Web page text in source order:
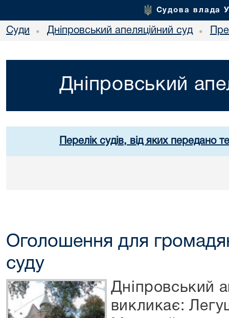
Судова влада
Суди • Дніпровський апеляційний суд •
Дніпровський
Перелік судів, від яких передано
Оголошення для
суду
Дніпровський
викликає: